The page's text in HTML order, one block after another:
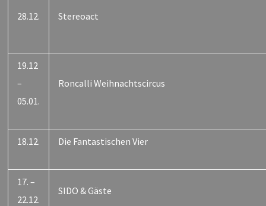
28.12. Stereoact
19.12
–
05.01.
Roncalli Weihnachtscircus
18.12. Die Fantastischen Vier
17. –
22.12.
SIDO & Gäste